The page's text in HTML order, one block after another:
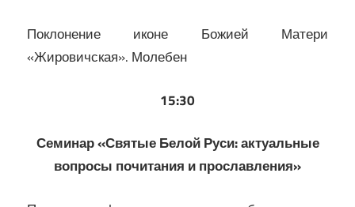
Поклонение иконе Божией Матери
«Жировичская». Молебен
15:30
Семинар «Святые Белой Руси: актуальные
вопросы почитания и прославления»